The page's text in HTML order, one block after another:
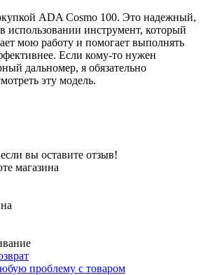
ADA Cosmo 100. Это надежный,
использовании инструмент, который
мою работу и помогает выполнять
Если кому-то нужен
дальномер, я обязательно
эту модель.
вы оставите отзыв!
магазина
проблему с товаром